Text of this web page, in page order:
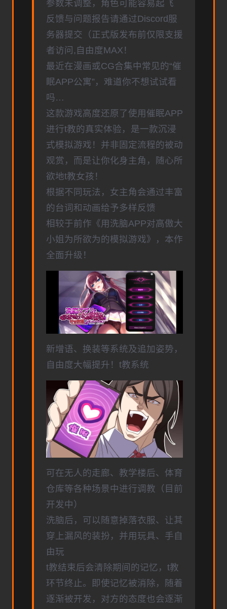
参数未调整，角色可能容易起飞
反馈与问题报告请通过Discord服
务器提交（正式版发布前仅限支援
者访问,自由度MAX！
最近在漫画或CG合集中常见的“催
眠APP公寓”，难道你不想试试看
吗…
这款游戏高度还原了使用催眠APP
进行t教的真实体验，是一款沉浸
式模拟游戏！并非固定流程的被动
观赏，而是让你化身主角，随心所
欲地t教女孩！
根据不同玩法，女主角会通过丰富
的台词和动画给予多样反馈
相较于前作《用洗脑APP对高傲大
小姐为所欲为的模拟游戏》，本作
全面升级！
新增语、换装等系统及追加姿势，
自由度大幅提升！t教系统
可在无人的走廊、教学楼后、体育
仓库等各种场景中进行调教（目前
开发中）
洗脑后，可以随意掉落衣服、让其
穿上漏风的装扮，并用玩具、手自
由玩
t教结束后会清除期间的记忆，t教
环节终止。即使记忆被消除，随着
逐渐被开发，对方的态度也会逐渐